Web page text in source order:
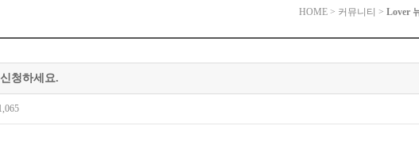
HOME > 커뮤니티 > Lover
청하세요.